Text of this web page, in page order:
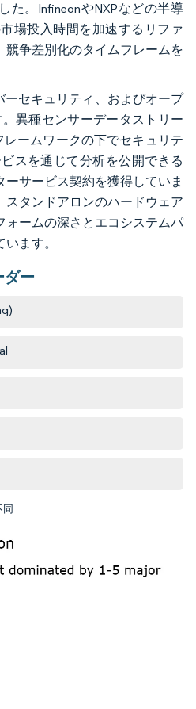
た。InfineonやNXPなどの半導
場投入時間を加速するリファ
競争差別化のタイムフレームを
セキュリティ、およびオープ
異種センサーデータストリー
レームワークの下でセキュリテ
スを通じて分析を公開できる
サービス契約を獲得していま
タンドアロンのハードウェア
ォームの深さとエコシステムパ
ます。
ダー